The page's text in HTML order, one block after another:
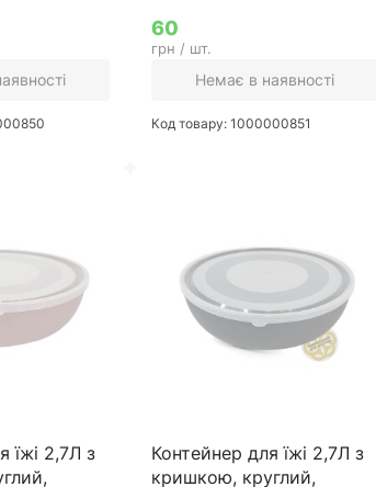
60
грн / шт.
Немає в наявності
Код товару: 1000000851
їжі 2,7Л з
Контейнер для їжі 2,7Л з
кришкою, круглий,